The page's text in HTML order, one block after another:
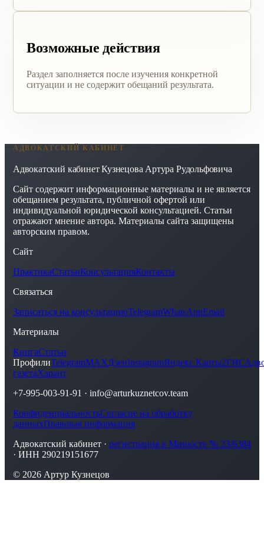
Возможные действия
Раздел заполняется после изучения конкретной
ситуации и не содержит обещаний результата.
АДВОКАТСКИЙ КАБИНЕТ
Адвокатский кабинет Кузнецова Артура Рудольфовича
Сайт содержит информационные материалы и не является
обещанием результата, публичной офертой или
индивидуальной юридической консультацией. Статьи
отражают мнение автора. Материалы сайта защищены
авторским правом.
Сайт
ПрактикаСтатьиКонсультацияКонтакты
Связаться
Записаться на консультациюTelegramWhatsAppEmail
Материалы
КнигаСтатьи
ПрофилиTelegramMAXДзенInstagramЯндекс.Карты2ГИС
газетаХарант
+7-995-003-91-91 · info@arturkuznetcov.team
КонфиденциальностьСогласие на обработку
данныхПравовая информация
Адвокатский кабинет · регистрация в Минюсте № 23/6384
· ИНН 290219151677
© 2026 Артур Кузнецов